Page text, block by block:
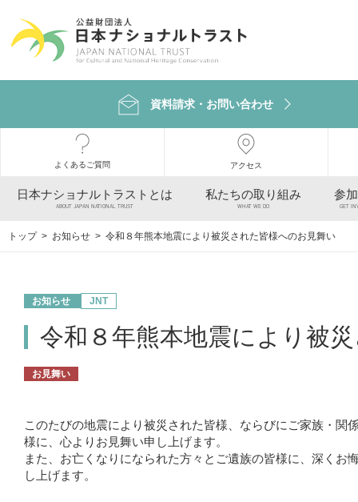
資料請求・お問い合わせ
よくあるご質問 アクセス
日本ナショナルトラストとは
ABOUT JAPAN NATIONAL TRUST
私たちの取り組み
WHAT WE DO
参
GET
トップ > お知らせ > 令和８年熊本地震により被災された皆様へのお見舞い
お知らせ JNT
令和８年熊本地震により被
お見舞い
このたびの地震により被災された皆様、ならびにご家族・関
様に、心よりお見舞い申し上げます。
また、お亡くなりになられた方々とご遺族の皆様に、深くお
し上げます。